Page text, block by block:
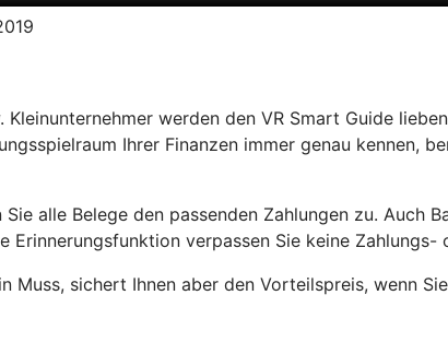
werden den VR Smart Guide
Ihrer Finanzen immer genau kennen,
alle Belege den passenden Zahlungen zu. Auch
verpassen Sie keine Zahlungs-
Muss, sichert Ihnen aber den Vorteilspreis, wenn